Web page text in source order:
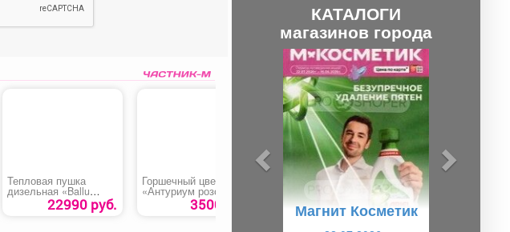
Тепловая пушка
дизельная «Ballu
BHDP-10»22990 руб.
Горшечный цветок
«Антуриум розовый»
3500 руб.
Плюшевый мишка
6000 руб.
Мотоблок «HUTER
МК-7500М/Р»
КАТАЛОГИ
магазинов города
Магнит Косметик